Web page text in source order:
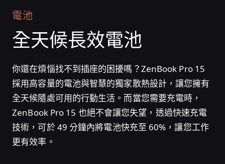
電池
全天候長效電池
你還在煩惱找不到插座的困擾嗎？ZenBook Pro 15
採用高容量的電池與智慧的獨家散熱設計，讓您擁有
全天候隨處可用的行動生活。而當您需要充電時，
ZenBook Pro 15 也絕不會讓您失望，透過快速充電
技術，可於 49 分鐘內將電池快充至 60%，讓您工作
更有效率。